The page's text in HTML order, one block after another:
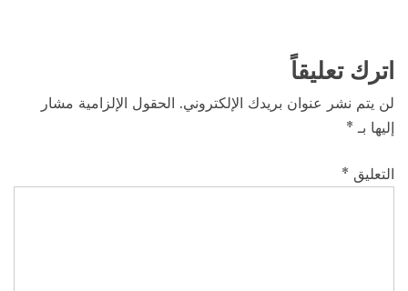
اترك تعليقاً
لن يتم نشر عنوان بريدك الإلكتروني. الحقول الإلزامية مشار
إليها بـ *
التعليق *